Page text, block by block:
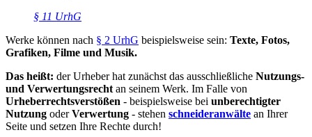
§ 11 UrhG
Werke können nach § 2 UrhG beispielsweise sein: Texte, Fotos,
Grafiken, Filme und Musik.
Das heißt: der Urheber hat zunächst das ausschließliche Nutzungs-
und Verwertungsrecht an seinem Werk. Im Falle von
Urheberrechtsverstößen - beispielsweise bei unberechtigter
Nutzung oderVerwertung - stehen schneideranwälte an Ihrer
Seite und setzen Ihre Rechte durch!